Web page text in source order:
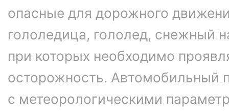
опасные для дорожного
гололедица, гололед, снежный
при которых необходимо
осторожность. Автомобильный
с метеорологическими